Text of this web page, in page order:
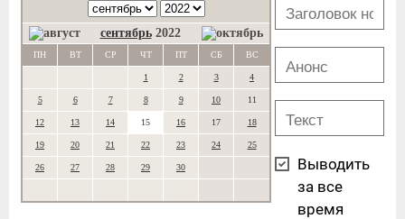
сентябрь 2022
ПН ВТ СР ЧТ ПТ СБ ВС
1 2 3 4
5 6 7 8 9 10 11
12 13 14 15 16 17 18
19 20 21 22 23 24 25
26 27 28 29 30
Выводить
за все
время